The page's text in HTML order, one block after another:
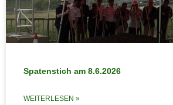
Spatenstich am 8.6.2026
WEITERLESEN »